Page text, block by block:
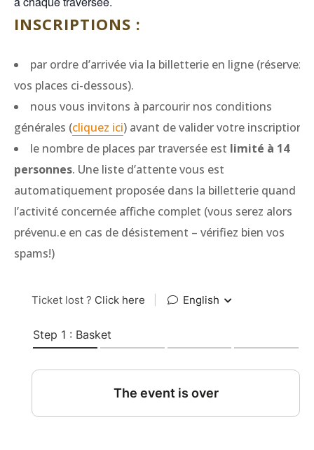
INSCRIPTIONS :
par ordre d’arrivée via la billetterie en ligne (réservez
vos places ci-dessous).
nous vous invitons à parcourir nos conditions
générales (cliquez ici) avant de valider votre inscription.
le nombre de places par traversée est limité à 14
personnes. Une liste d’attente vous est
automatiquement proposée dans la billetterie quand
l’activité concernée affiche complet (vous serez alors
prévenu.e en cas de désistement – vérifiez bien vos
spams!)